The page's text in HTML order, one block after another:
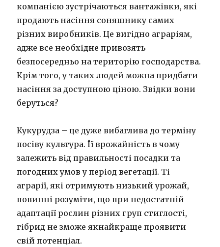
компанією зустрічаються вантажівки, які
продають насіння соняшнику самих
різних виробників. Це вигідно аграріям,
адже все необхідне привозять
безпосередньо на територію господарства.
Крім того, у таких людей можна придбати
насіння за доступною ціною. Звідки вони
беруться?
Кукурудза – це дуже вибаглива до терміну
посіву культура. Її врожайність в чому
залежить від правильності посадки та
погодних умов у період вегетації. Ті
аграрії, які отримують низький урожай,
повинні розуміти, що при недостатній
адаптації рослин різних груп стиглості,
гібрид не зможе якнайкраще проявити
свій потенціал.